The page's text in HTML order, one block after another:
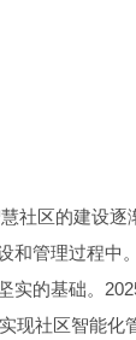
社区的建设逐
和管理过程中
实的基础。
现社区智能化